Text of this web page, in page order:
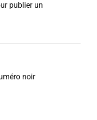
publier un
noir